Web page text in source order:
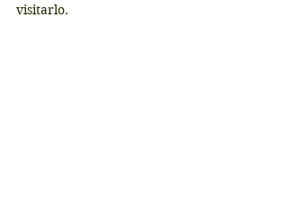
visitarlo.